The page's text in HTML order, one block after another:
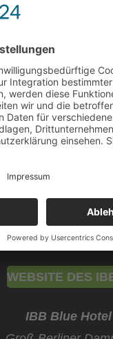
auf
Erhalten Sie mit
Ihre
WEBSITE DES
IBB Blue